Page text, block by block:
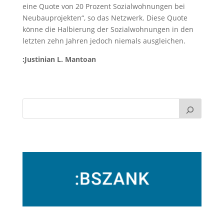
eine Quote von 20 Prozent Sozialwohnungen bei
Neubauprojekten“, so das Netzwerk. Diese Quote
könne die Halbierung der Sozialwohnungen in den
letzten zehn Jahren jedoch niemals ausgleichen.
:Justinian L. Mantoan